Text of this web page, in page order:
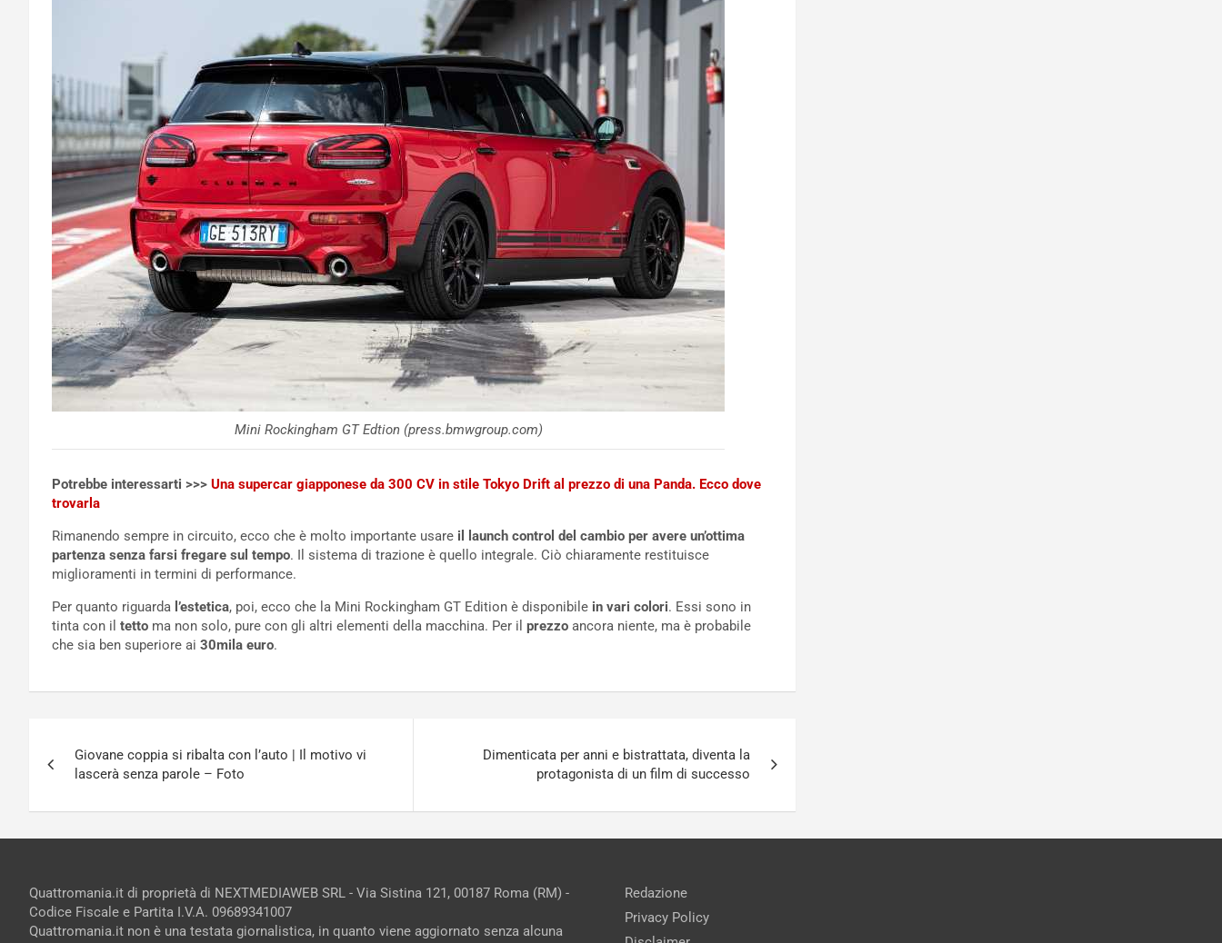
Mini Rockingham GT Edtion (press.bmwgroup.com)
Potrebbe interessarti >>> Una supercar giapponese da 300 CV in stile Tokyo Drift al prezzo di una Panda. Ecco dove
trovarla
Rimanendo sempre in circuito, ecco che è molto importante usare il launch control del cambio per avere un’ottima
partenza senza farsi fregare sul tempo. Il sistema di trazione è quello integrale. Ciò chiaramente restituisce
miglioramenti in termini di performance.
Per quanto riguarda l’estetica, poi, ecco che la Mini Rockingham GT Edition è disponibile in vari colori. Essi sono in
tinta con il tetto ma non solo, pure con gli altri elementi della macchina. Per il prezzo ancora niente, ma è probabile
che sia ben superiore ai 30mila euro.
articoli
Giovane coppia si ribalta con l’auto | Il motivo vi
lascerà senza parole – Foto
Dimenticata per anni e bistrattata, diventa la
protagonista di un film di successo
Quattromania.it di proprietà di NEXTMEDIAWEB SRL - Via Sistina 121, 00187 Roma (RM) -
Codice Fiscale e Partita I.V.A. 09689341007
Quattromania.it non è una testata giornalistica, in quanto viene aggiornato senza alcuna
Redazione
Privacy Policy